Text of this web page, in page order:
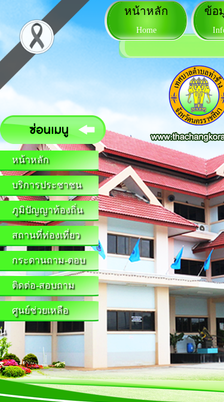
หน้าหลัก
บริการประชาชน
ภูมิปัญญาท้องถิ่น
สถานที่ท่องเที่ยว
กระดานถาม-ตอบ
ติดต่อ-สอบถาม
ศูนย์ช่วยเหลือ
หน้าหลัก
Home
ข้อ